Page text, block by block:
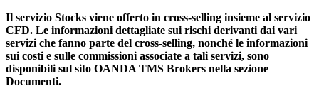
Il servizio Stocks viene offerto in cross-selling insieme al servizio
CFD. Le informazioni dettagliate sui rischi derivanti dai vari
servizi che fanno parte del cross-selling, nonché le informazioni
sui costi e sulle commissioni associate a tali servizi, sono
disponibili sul sito OANDA TMS Brokers nella sezione
Documenti.